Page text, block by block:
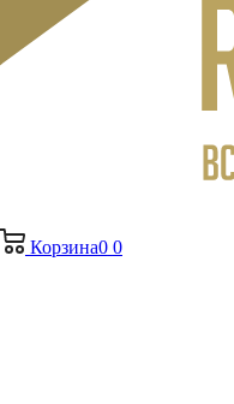
Корзина0 0